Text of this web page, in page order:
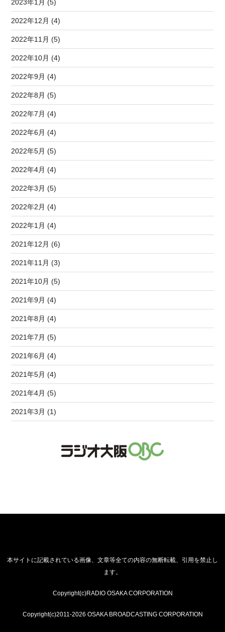
2023年1月 (5)
2022年12月 (4)
2022年11月 (5)
2022年10月 (4)
2022年9月 (4)
2022年8月 (5)
2022年7月 (4)
2022年6月 (4)
2022年5月 (5)
2022年4月 (4)
2022年3月 (5)
2022年2月 (4)
2022年1月 (4)
2021年12月 (6)
2021年11月 (3)
2021年10月 (5)
2021年9月 (4)
2021年8月 (4)
2021年7月 (5)
2021年6月 (4)
2021年5月 (4)
2021年4月 (5)
2021年3月 (1)
本サイトに記載されている画像、文章等全ての内容の無断転載、引用を禁止し
ます。
Copyright(c)RADIO OSAKA CORPORATION
Copyright(c)2011-2026 OSAKA BROADCASTING CORPORATION